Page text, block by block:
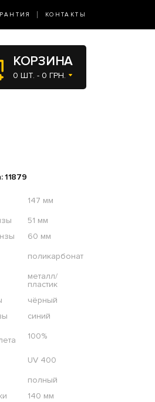
КОНТАКТЫ
КОРЗИНА
0 ШТ. - 0 ГРН.
11879
147 мм
51 мм
60 мм
поликарбонат
металл/
пластик
чёрный
синий
100%
UV 400
полный
140 мм